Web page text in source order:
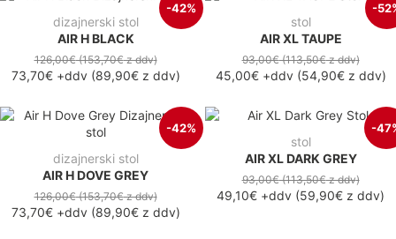
-42%
dizajnerski stol
AIR H BLACK
126,00€(153,70€z ddv)
73,70€+ddv(89,90€z ddv)
-
stol
AIR XL TAUPE
93,00€(113,50€z ddv)
45,00€+ddv(54,90€z ddv)
-42%
dizajnerski stol
AIR H DOVE GREY
126,00€(153,70€z ddv)
73,70€+ddv(89,90€z ddv)
-
stol
AIR XL DARK GREY
93,00€(113,50€z ddv)
49,10€ +ddv (59,90€ z ddv)